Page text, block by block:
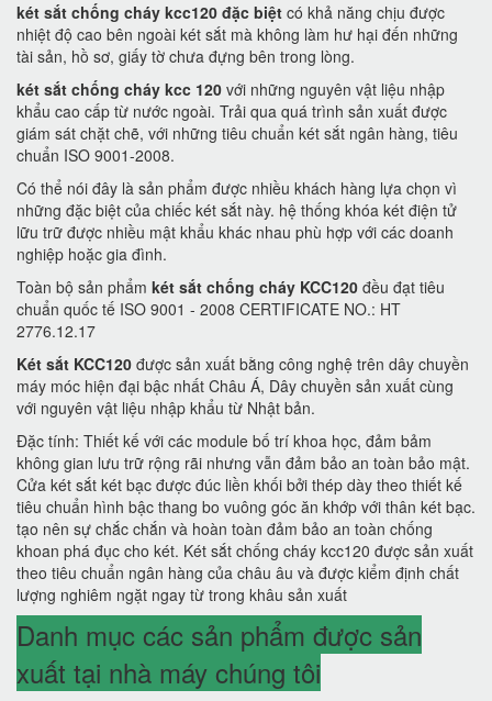
két sắt chống cháy kcc120 đặc biệt có khả năng chịu được
nhiệt độ cao bên ngoài két sắt mà không làm hư hại đến những
tài sản, hồ sơ, giấy tờ chưa đựng bên trong lòng.
két sắt chống cháy kcc 120 với những nguyên vật liệu nhập
khẩu cao cấp từ nước ngoài. Trải qua quá trình sản xuất được
giám sát chặt chẽ, với những tiêu chuẩn két sắt ngân hàng, tiêu
chuẩn ISO 9001-2008.
Có thể nói đây là sản phẩm được nhiều khách hàng lựa chọn vì
những đặc biệt của chiếc két sắt này. hệ thống khóa két điện tử
lữu trữ được nhiều mật khẩu khác nhau phù hợp với các doanh
nghiệp hoặc gia đình.
Toàn bộ sản phẩm két sắt chống cháy KCC120 đều đạt tiêu
chuẩn quốc tế ISO 9001 - 2008 CERTIFICATE NO.: HT
2776.12.17
Két sắt KCC120 được sản xuất bằng công nghệ trên dây chuyền
máy móc hiện đại bậc nhất Châu Á, Dây chuyền sản xuất cùng
với nguyên vật liệu nhập khẩu từ Nhật bản.
Đặc tính: Thiết kế với các module bố trí khoa học, đảm bảm
không gian lưu trữ rộng rãi nhưng vẫn đảm bảo an toàn bảo mật.
Cửa két sắt két bạc được đúc liền khối bởi thép dày theo thiết kế
tiêu chuẩn hình bậc thang bo vuông góc ăn khớp với thân két bạc.
tạo nên sự chắc chắn và hoàn toàn đảm bảo an toàn chống
khoan phá đục cho két. Két sắt chống cháy kcc120 được sản xuất
theo tiêu chuẩn ngân hàng của châu âu và được kiểm định chất
lượng nghiêm ngặt ngay từ trong khâu sản xuất
Danh mục các sản phẩm được sản
xuất tại nhà máy chúng tôi